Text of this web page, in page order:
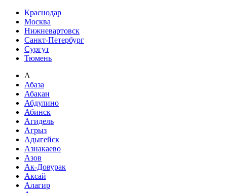
Краснодар
Москва
Нижневартовск
Санкт-Петербург
Сургут
Тюмень
А
Абаза
Абакан
Абдулино
Абинск
Агидель
Агрыз
Адыгейск
Азнакаево
Азов
Ак-Довурак
Аксай
Алагир